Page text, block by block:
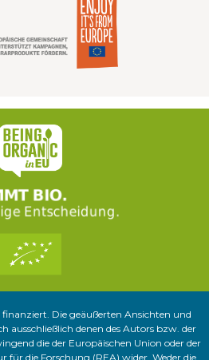
Die geäußerten Ansichten und
ausschließlich denen des Autors bzw. der
die der Europäischen Union oder der
für die Forschung (REA) wider. Weder die